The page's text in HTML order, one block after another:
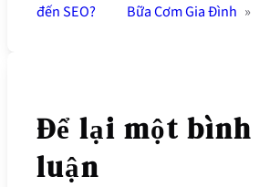
đến SEO?
Bữa Cơm Gia Đình »
Để lại một bình
luận